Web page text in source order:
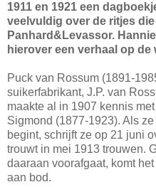
1911 en 1921 een
veelvuldig over de ritjes
Panhard&Levassor.
hierover een verhaal op de
Puck van Rossum (1891-
suikerfabrikant, J.P. van
maakte al in 1907 kennis
Sigmond (1877-1923). Als
begint, schrijft ze op 21 juni
trouwt in mei 1913 trouwen.
daaraan voorafgaat, komt
aan bod.